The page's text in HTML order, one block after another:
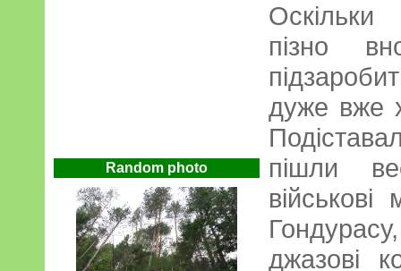
Random photo
пізно
дуже вже
пішли
джазові